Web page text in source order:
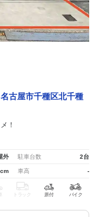
古屋市千種区北千種
！
外 駐車台数 2台
車高 -
トラック 原付 バイク